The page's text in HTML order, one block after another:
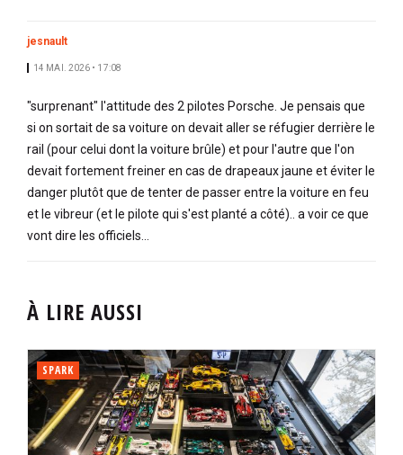
jesnault
14 MAI. 2026 • 17:08
"surprenant" l'attitude des 2 pilotes Porsche. Je pensais que
si on sortait de sa voiture on devait aller se réfugier derrière le
rail (pour celui dont la voiture brûle) et pour l'autre que l'on
devait fortement freiner en cas de drapeaux jaune et éviter le
danger plutôt que de tenter de passer entre la voiture en feu
et le vibreur (et le pilote qui s'est planté a côté).. a voir ce que
vont dire les officiels...
À LIRE AUSSI
SPARK